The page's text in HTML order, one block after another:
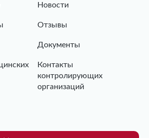
Новости
Отзывы
Документы
Контакты
контролирующих
организаций